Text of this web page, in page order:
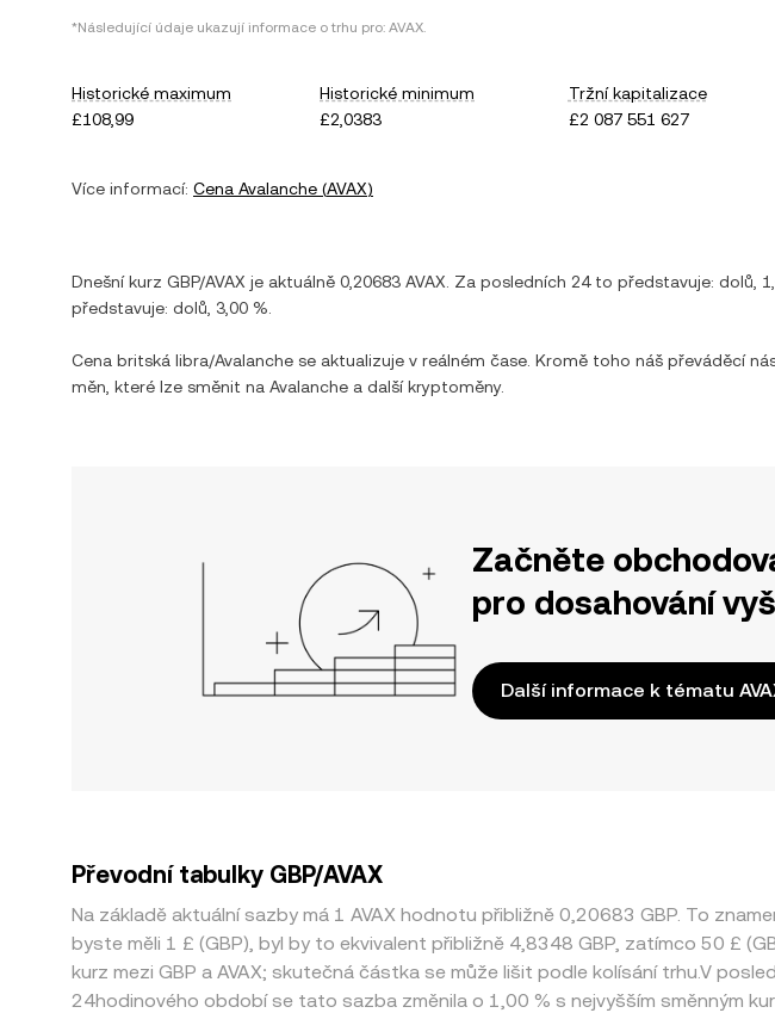
*Následující údaje ukazují informace o trhu pro: AVAX.
Historické maximum
£108,99
Historické minimum
£2,0383
Tržní kapitalizace
£2 087 551 627
Více informací: Cena Avalanche (AVAX)
Dnešní kurz GBP/AVAX je aktuálně 0,20683 AVAX . Za posledních 24 to představuje: dolů
představuje: dolů 3,00 %
Cena britská libra/Avalanche se aktualizuje v reálném čase. Kromě toho náš převáděcí
měn, které lze směnit na Avalanche a další kryptoměny.
Začněte
pro dosahování
Další informace k tématu
Převodní tabulky GBP/AVAX
Na základě aktuální sazby má 1 AVAX hodnotu přibližně 0,20683 GBP. To
byste měli 1 £ (GBP), byl by to ekvivalent přibližně 4,8348 GBP, zatímco 50 £
kurz mezi GBP a AVAX; skutečná částka se může lišit podle kolísání trhu.V
24hodinového období se tato sazba změnila o 1,00 % s nejvyšším směnným